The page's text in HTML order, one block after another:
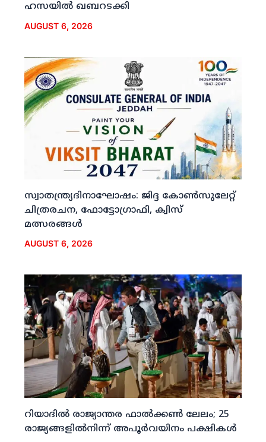
ഹസയില്‍ ഖബറടക്കി
AUGUST 6, 2026
സ്വാതന്ത്ര്യദിനാഘോഷം: ജിദ്ദ കോണ്‍സുലേറ്റ്
ചിത്രരചന, ഫോട്ടോഗ്രാഫി, ക്വിസ്
മത്സരങ്ങള്‍
AUGUST 6, 2026
റിയാദില്‍ രാജ്യാന്തര ഫാല്‍ക്കണ്‍ ലേലം; 25
രാജ്യങ്ങളില്‍നിന്ന് അപൂര്‍വയിനം പക്ഷികള്‍